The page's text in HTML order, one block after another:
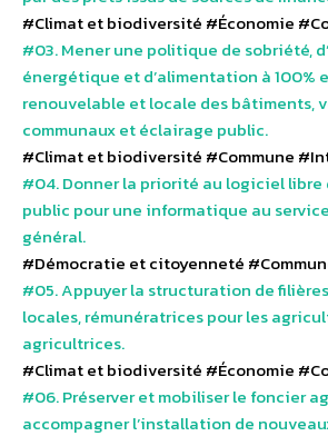
#Climat et biodiversité #Économie
#03. Mener une politique de sobriété,
énergétique et d’alimentation à 100%
renouvelable et locale des bâtiments,
communaux et éclairage public.
#Climat et biodiversité #Commune
#04. Donner la priorité au logiciel libre
public pour une informatique au
général.
#Démocratie et citoyenneté
#05. Appuyer la structuration de
locales, rémunératrices pour les
agricultrices.
#Climat et biodiversité #Économie
#06. Préserver et mobiliser le foncier
accompagner l’installation de